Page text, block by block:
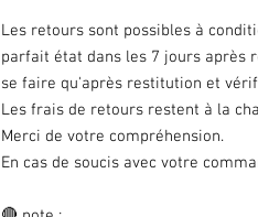
Les retours sont possibles à
parfait état dans les 7 jours après
se faire qu'après restitution et
Les frais de retours restent à la
Merci de votre compréhension.
En cas de soucis avec votre